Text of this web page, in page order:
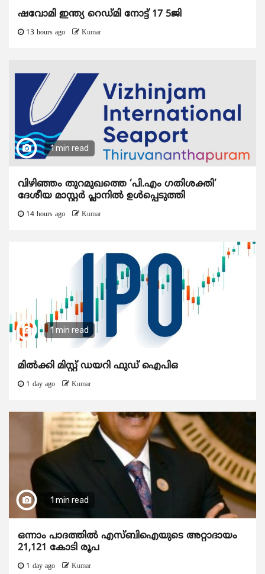
ഷവോമി ഇന്ത്യ റെഡ്മി നോട്ട് 17 5ജി
13 hours ago Kumar
1 min read
വിഴിഞ്ഞം തുറമുഖത്തെ ‘പി.എം ഗതിശക്തി’
ദേശീയ മാസ്റ്റർ പ്ലാനിൽ ഉൾപ്പെടുത്തി
14 hours ago Kumar
1 min read
മിൽക്കി മിസ്റ്റ് ഡയറി ഫുഡ് ഐപിഒ
1 day ago Kumar
1 min read
ഒന്നാം പാദത്തിൽ എസ്ബിഐയുടെ അറ്റാദായം
21,121 കോടി രൂപ
1 day ago Kumar